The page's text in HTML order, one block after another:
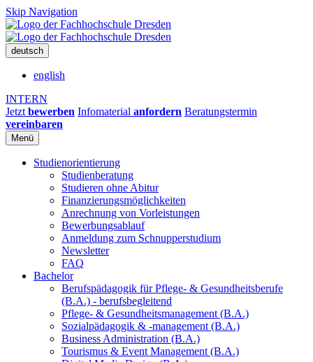
Skip Navigation
deutsch
english
INTERN
Jetzt bewerben Infomaterial anfordern Beratungstermin
vereinbaren
Menü
Studienorientierung
Studienberatung
Studieren ohne Abitur
Finanzierungsmöglichkeiten
Anrechnung von Vorleistungen
Bewerbungsablauf
Anmeldung zum Schnupperstudium
Newsletter
FAQ
Bachelor
Berufspädagogik für Pflege- & Gesundheitsberufe
(B.A.) - berufsbegleitend
Pflege- & Gesundheitsmanagement (B.A.)
Sozialpädagogik & -management (B.A.)
Business Administration (B.A.)
Tourismus & Event Management (B.A.)